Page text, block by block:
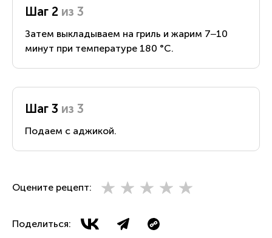
Шаг 2 из 3
Затем выкладываем на гриль и жарим 7‒10
минут при температуре 180 °С.
Шаг 3 из 3
Подаем с аджикой.
Оцените рецепт:
Поделиться: